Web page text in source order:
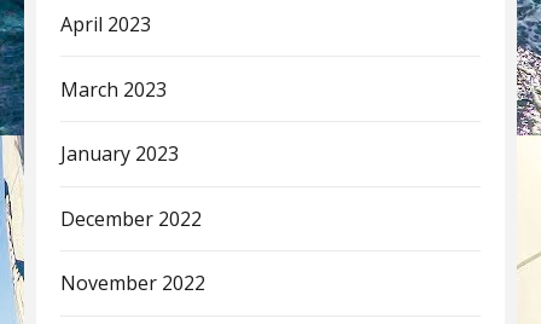
April 2023
March 2023
January 2023
December 2022
November 2022